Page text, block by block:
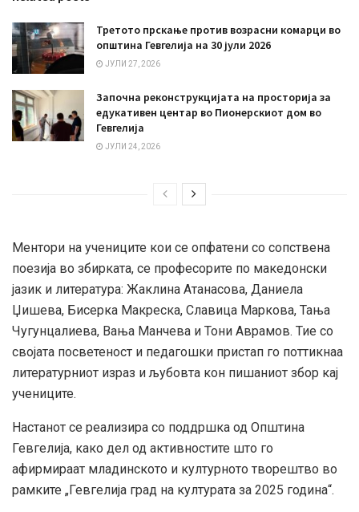
Третото прскање против возрасни комарци во
општина Гевгелија на 30 јули 2026
ЈУЛИ 27, 2026
Започна реконструкцијата на просторија за
едукативен центар во Пионерскиот дом во
Гевгелија
ЈУЛИ 24, 2026
Ментори на учениците кои се опфатени со сопствена
поезија во збирката, се професорите по македонски
јазик и литература: Жаклина Атанасова, Даниела
Џишева, Бисерка Макреска, Славица Маркова, Тања
Чугунцалиева, Вања Манчева и Тони Аврамов. Тие со
својата посветеност и педагошки пристап го поттикнаа
литературниот израз и љубовта кон пишаниот збор кај
учениците.
Настанот се реализира со поддршка од Општина
Гевгелија, како дел од активностите што го
афирмираат младинското и културното творештво во
рамките „Гевгелија град на културата за 2025 година“.